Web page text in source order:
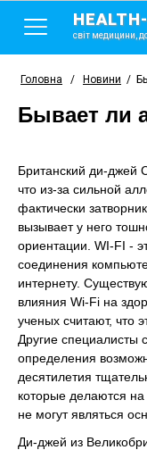
світ медицини,
Головна / Новини /
Бывает ли
Британский ди-джей
что из-за сильной
фактически
вызывает у него
ориентации. WI-FI -
соединения
интернету.
влияния Wi-Fi на
ученых считают, что
Другие специалисты
определения
десятилетия
которые делаются
не могут являться
Ди-джей из